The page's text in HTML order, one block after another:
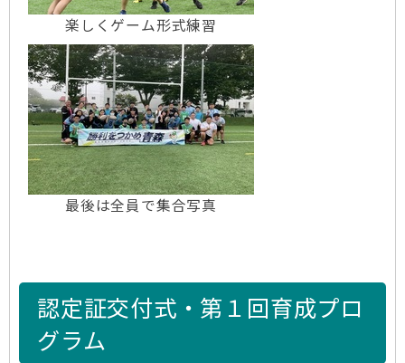
楽しくゲーム形式練習
最後は全員で集合写真
認定証交付式・第１回育成プロ
グラム